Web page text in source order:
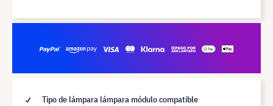
Tipo de lámpara lámpara módulo compatible